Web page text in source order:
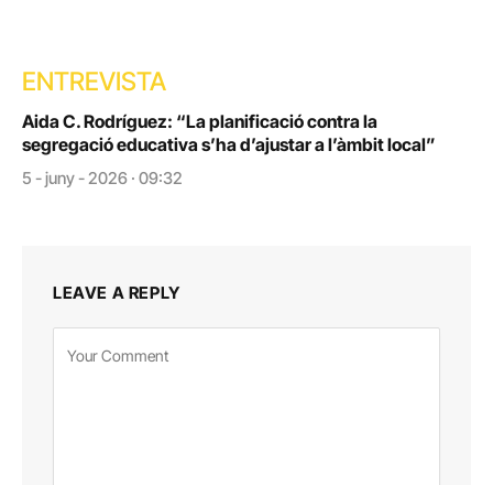
ENTREVISTA
Aida C. Rodríguez: “La planificació contra la
segregació educativa s’ha d’ajustar a l’àmbit local”
5 - juny - 2026 · 09:32
LEAVE A REPLY